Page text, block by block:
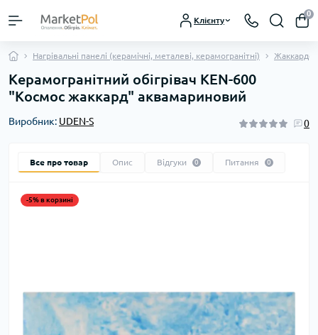
Клієнту
0
Нагрівальні панелі (керамічні, металеві, керамогранітні)
Керамогранітний обігрівач KEN-600
"Космос жаккард" аквамариновий
Виробник: UDEN-S 0
Все про товар Опис Відгуки 0 Питання 0
-5% в корзині